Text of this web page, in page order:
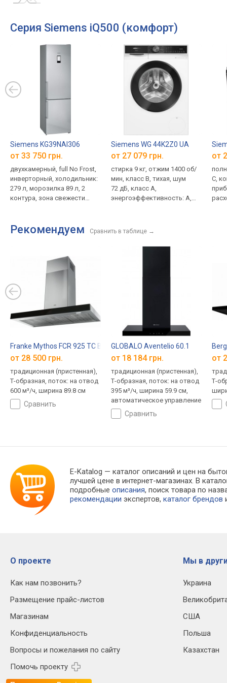
Серия Siemens iQ500 (комфорт)
Siemens KG39NAI306
от 33 750 грн.
двухкамерный, full No Frost,
инверторный, холодильник:
279 л, морозилка 89 л, 2
контура, зона свежести
бутылок,
энергопотребление E, шум
Siemens WG 44K2Z0 UA
от 27 079 грн.
стирка 9 кг, отжим 1400 об/
мин, класс B, тихая, шум
72 дБ, класс A,
энергоэффективность: A,
стирка паром, Wi-Fi
от
C,
Рекомендуем Сравнить в таблице →
Franke Mythos FCR 925 TC BK/XS NG
от 28 500 грн.
традиционная (пристенная),
Т-образная, поток: на отвод
600 м³/ч, ширина 89.8 см
сравнить
GLOBALO Aventelio 60.1
от 18 184 грн.
традиционная (пристенная),
Т-образная, поток: на отвод
395 м³/ч, ширина 59.9 см,
автоматическое управление
сравнить
от
Т-
E-Katalog — каталог описаний и цен на
лучшей цене в интернет-магазинах. В
подробныеописания, поиск товара по
рекомендации экспертов,каталог брендов
О проекте
Как нам позвонить?
Размещение прайс-листов
Магазинам
Конфиденциальность
Вопросы и пожелания по сайту
Помочь проекту
Мы в
Украина
США
Польша
Казахстан